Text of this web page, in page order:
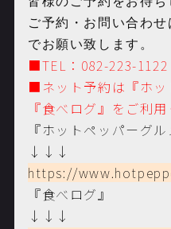
ご予約・お問い合わ
でお願い致します。
■TEL：082-223-1122
■ネット予約は 『ホ
『食べログ』をご利用
『ホットペッパーグル
↓↓↓
https://
『食べログ』
↓↓↓